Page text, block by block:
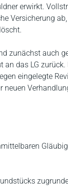
erwirkt.
Versicherung
zunächst auch
an das LG zurück.
eingelegte
neuen